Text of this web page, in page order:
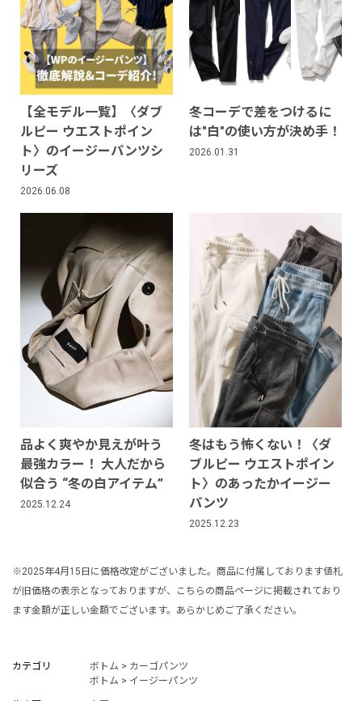
【全モデル一覧】〈ダブ
ルピー ウエストポイン
ト〉のイージーパンツシ
リーズ
2026.06.08
冬コーデで差をつけるに
は"白"の使い方が決め手！
2026.01.31
品よく爽やか見えが叶う
最強カラー！ 大人だから
似合う “冬の白アイテム”
2025.12.24
冬はもう怖くない！〈ダ
ブルピー ウエストポイン
ト〉のあったかイージー
パンツ
2025.12.23
※2025年4月15日に価格改定がございました。商品に付属しております値札
が旧価格の表示となっておりますが、こちらの商品ページに掲載されており
ます金額が正しい金額でございます。あらかじめご了承ください。
カテゴリ
ボトム > カーゴパンツ
ボトム > イージーパンツ